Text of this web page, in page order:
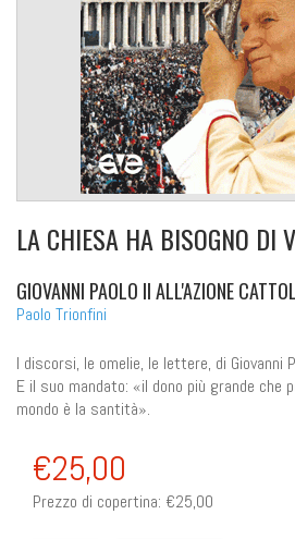
LA CHIESA HA BISOGNO DI
GIOVANNI PAOLO II ALL'AZIONE
Paolo Trionfini
I discorsi, le omelie, le lettere, di Giovanni
E il suo mandato: «il dono più grande che
mondo è la santità».
€25,00
Prezzo di copertina: €25,00